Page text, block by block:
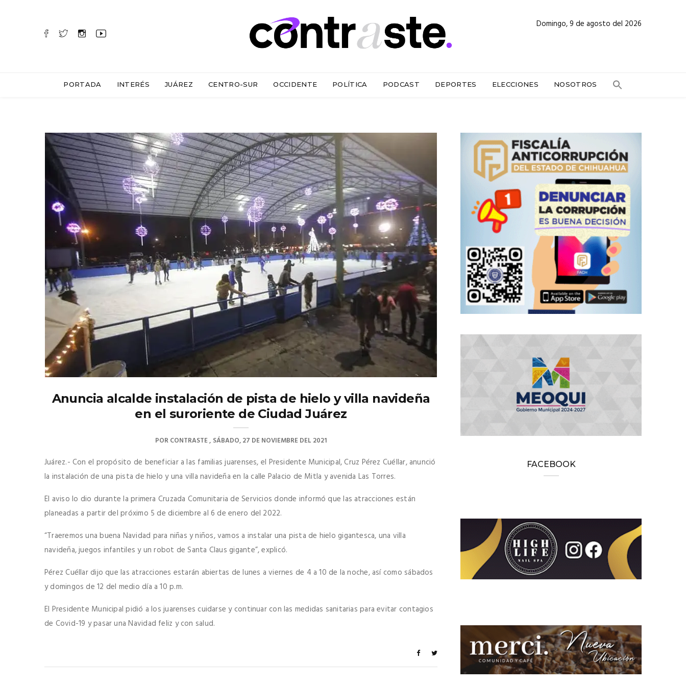
Domingo, 9 de agosto del 2026
PORTADA INTERÉS JUÁREZ CENTRO-SUR OCCIDENTE POLÍTICA PODCAST DEPORTES ELECCIONES NOSOTROS
Anuncia alcalde instalación de pista de hielo y villa navideña
en el suroriente de Ciudad Juárez
PORCONTRASTE SÁBADO, 27 DE NOVIEMBRE DEL 2021
Juárez.- Con el propósito de beneficiar a las familias juarenses, el Presidente Municipal, Cruz Pérez Cuéllar, anunció
la instalación de una pista de hielo y una villa navideña en la calle Palacio de Mitla y avenida Las Torres.
El aviso lo dio durante la primera Cruzada Comunitaria de Servicios donde informó que las atracciones están
planeadas a partir del próximo 5 de diciembre al 6 de enero del 2022.
“Traeremos una buena Navidad para niñas y niños, vamos a instalar una pista de hielo gigantesca, una villa
navideña, juegos infantiles y un robot de Santa Claus gigante”, explicó.
Pérez Cuéllar dijo que las atracciones estarán abiertas de lunes a viernes de 4 a 10 de la noche, así como sábados
y domingos de 12 del medio día a 10 p.m.
El Presidente Municipal pidió a los juarenses cuidarse y continuar con las medidas sanitarias para evitar contagios
de Covid-19 y pasar una Navidad feliz y con salud.
FACEBOOK